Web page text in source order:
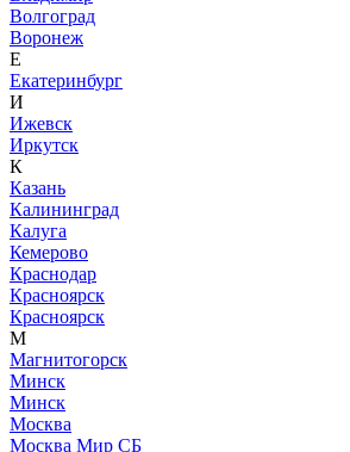
Волгоград
Воронеж
Е
Екатеринбург
И
Ижевск
Иркутск
К
Казань
Калининград
Калуга
Кемерово
Краснодар
Красноярск
Красноярск
М
Магнитогорск
Минск
Минск
Москва
Москва Мир СБ